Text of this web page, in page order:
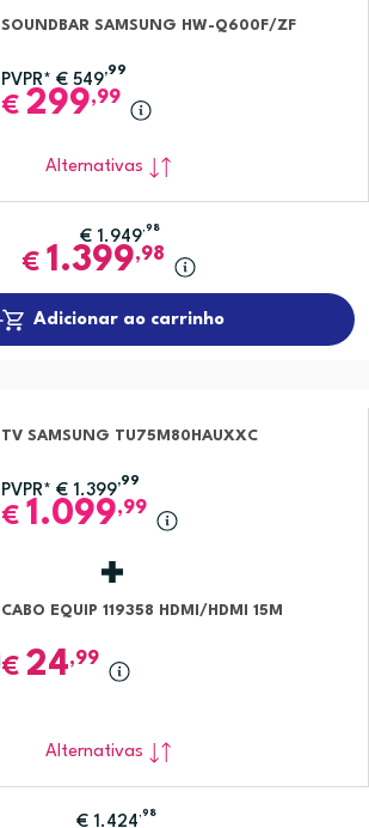
SOUNDBAR SAMSUNG HW-Q600F/ZF
PVPR* € 549
,99
€ 299,99
Alternativas
€ 1.949,98
€ 1.399,98
Adicionar ao carrinho
TV SAMSUNG TU75M80HAUXXC
PVPR* € 1.399
,99
€ 1.099,99
CABO EQUIP 119358 HDMI/HDMI 15M
€ 24,99
Alternativas
€ 1.424,98